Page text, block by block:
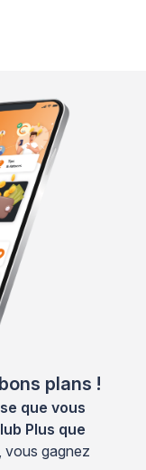
plans !
que vous
Plus que
vous gagnez